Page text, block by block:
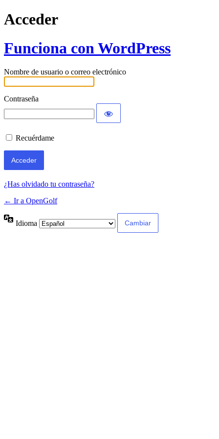
Acceder
Funciona con WordPress
Nombre de usuario o correo electrónico
Contraseña
Recuérdame
¿Has olvidado tu contraseña?
← Ir a OpenGolf
Idioma